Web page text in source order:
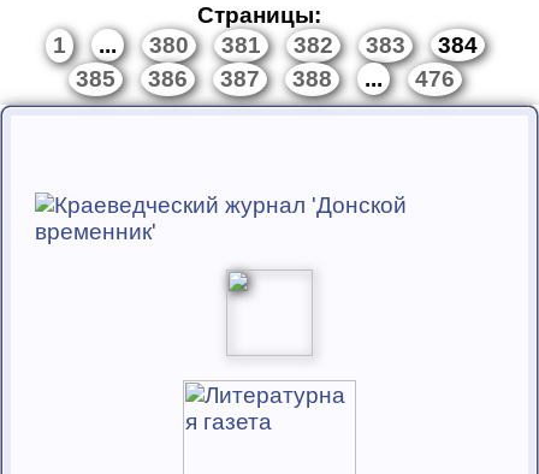
Страницы:
1
... 380 381 382 383
384
385
386 387 388 ... 476